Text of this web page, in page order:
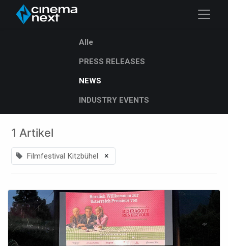
Alle
PRESS RELEASES
NEWS
INDUSTRY EVENTS
1 Artikel
Filmfestival Kitzbühel ×